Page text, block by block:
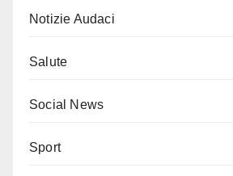
Notizie Audaci
Salute
Social News
Sport